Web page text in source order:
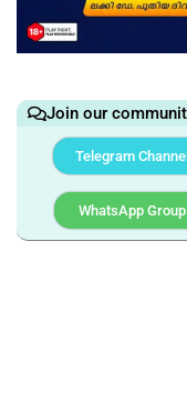
Join our
Telegram
WhatsApp Group